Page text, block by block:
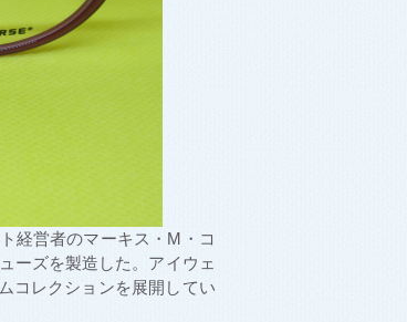
経営者のマーキス・M・コ
ーズを製造した。アイウェ
コレクションを展開してい